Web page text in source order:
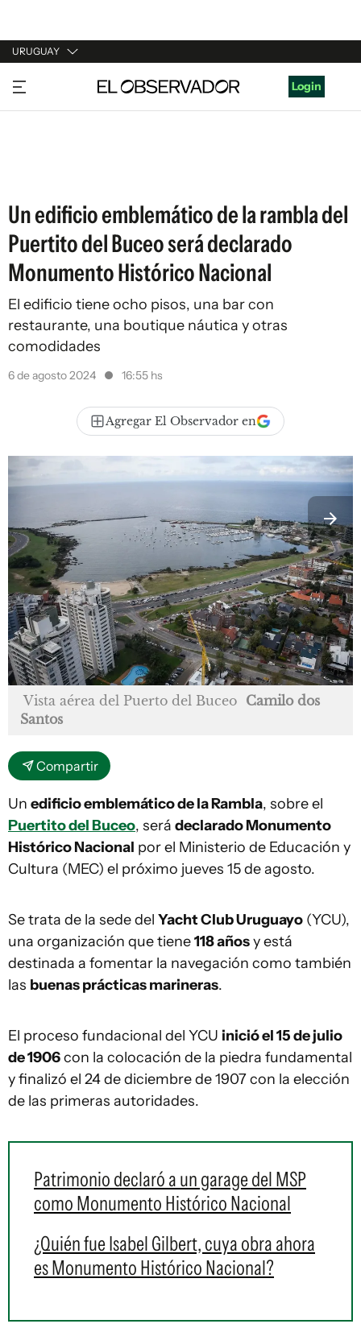
URUGUAY
URUGUAY
ARGENTINA
Login
Un edificio emblemático de la rambla del
Puertito del Buceo será declarado
Monumento Histórico Nacional
El edificio tiene ocho pisos, una bar con
restaurante, una boutique náutica y otras
comodidades
6 de agosto 2024 16:55 hs
Agregar El Observador en
Vista aérea del Puerto del Buceo Camilo dos
Santos
Compartir
Un edificio emblemático de la Rambla, sobre el
Puertito del Buceo, será declarado Monumento
Histórico Nacional por el Ministerio de Educación y
Cultura (MEC) el próximo jueves 15 de agosto.
Se trata de la sede del Yacht Club Uruguayo (YCU),
una organización que tiene118 añosy está
destinada a fomentar la navegación como también
las buenas prácticas marineras.
El proceso fundacional del YCU inició el 15 de julio
de 1906con la colocación de la piedra fundamental
y finalizó el 24 de diciembre de 1907 con la elección
de las primeras autoridades.
Patrimonio declaró a un garage del MSP
como Monumento Histórico Nacional
¿Quién fue Isabel Gilbert, cuya obra ahora
es Monumento Histórico Nacional?